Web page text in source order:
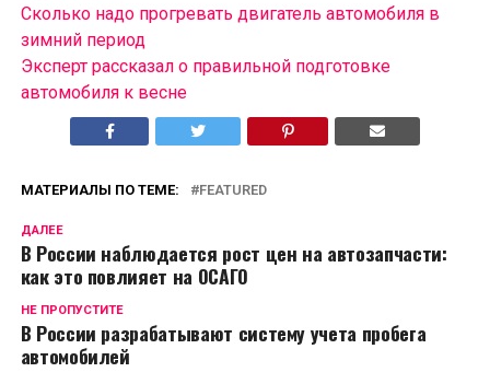
Сколько надо прогревать двигатель автомобиля в
зимний период
Эксперт рассказал о правильной подготовке
автомобиля к весне
МАТЕРИАЛЫ ПО ТЕМЕ: FEATURED
ДАЛЕЕ
В России наблюдается рост цен на автозапчасти:
как это повлияет на ОСАГО
НЕ ПРОПУСТИТЕ
В России разрабатывают систему учета пробега
автомобилей